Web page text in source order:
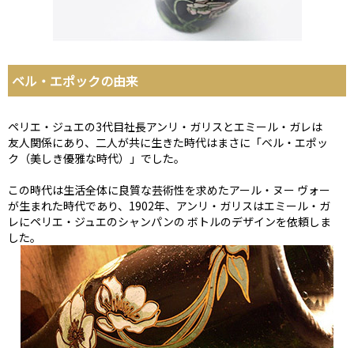
ベル・エポックの由来
ペリエ・ジュエの3代目社長アンリ・ガリスとエミール・ガレは
友人関係にあり、二人が共に生きた時代はまさに「ベル・エポッ
ク（美しき優雅な時代）」でした。
この時代は生活全体に良質な芸術性を求めたアール・ヌー ヴォー
が生まれた時代であり、1902年、アンリ・ガリスはエミール・ガ
レにペリエ・ジュエのシャンパンの ボトルのデザインを依頼しま
した。